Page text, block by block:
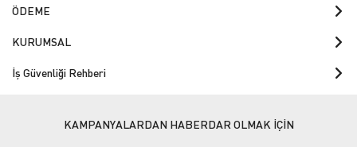
ÖDEME
KURUMSAL
İş Güvenliği Rehberi
KAMPANYALARDAN HABERDAR OLMAK İÇİN